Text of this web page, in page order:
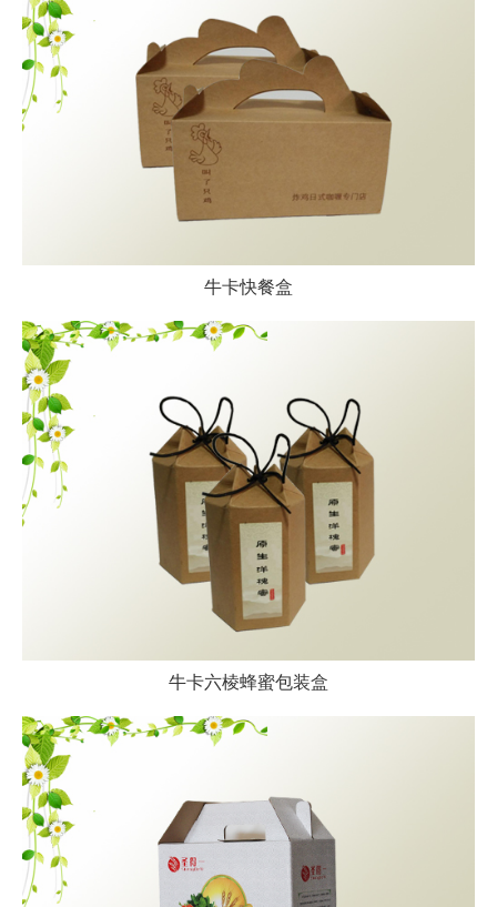
牛卡快餐盒
牛卡六棱蜂蜜包装盒